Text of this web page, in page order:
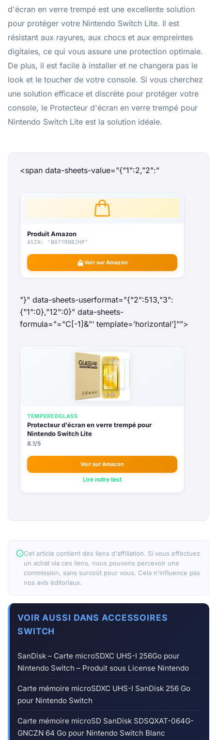
d'écran en verre trempé est une excellente solution
pour protéger votre Nintendo Switch Lite. Il est
résistant aux rayures, aux chocs et aux empreintes
digitales, ce qui vous assure une protection optimale.
De plus, il est facile à installer et ne changera pas le
look et le toucher de votre console. Si vous cherchez
une solution efficace et discrète pour protéger votre
console, le Protecteur d'écran en verre trempé pour
Nintendo Switch Lite est la solution idéale.
<span data-sheets-value="{"1":2,"2":"
Produit Amazon
ASIN: "B07YRNBJHP"
Voir sur Amazon
"}" data-sheets-userformat="{"2":513,"3":
{"1":0},"12":0}" data-sheets-
formula="="C[-1]&”‘ template=’horizontal’]””>
TEMPEREDGLASS
Protecteur d'écran en verre trempé pour
Nintendo Switch Lite
8.1/5
Voir sur Amazon
Lire notre test
Cet article contient des liens d'affiliation. Si vous effectuez
un achat via ces liens, nous pouvons percevoir une
commission, sans surcoût pour vous. Cela n'influence pas
nos avis éditoriaux.
VOIR AUSSI DANS ACCESSOIRES
SWITCH
SanDisk – Carte microSDXC UHS-I 256Go pour
Nintendo Switch – Produit sous License Nintendo
Carte mémoire microSDXC UHS-I SanDisk 256 Go
pour Nintendo Switch
Carte mémoire microSD SanDisk SDSQXAT-064G-
GNCZN 64 Go pour Nintendo Switch Blanc